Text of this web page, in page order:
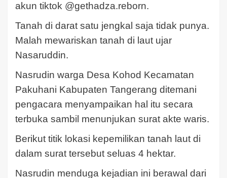
akun tiktok @gethadza.reborn.
Tanah di darat satu jengkal saja tidak punya.
Malah mewariskan tanah di laut ujar
Nasaruddin.
Nasrudin warga Desa Kohod Kecamatan
Pakuhani Kabupaten Tangerang ditemani
pengacara menyampaikan hal itu secara
terbuka sambil menunjukan surat akte waris.
Berikut titik lokasi kepemilikan tanah laut di
dalam surat tersebut seluas 4 hektar.
Nasrudin menduga kejadian ini berawal dari